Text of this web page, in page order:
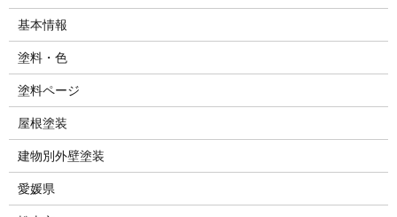
基本情報
塗料・色
塗料ページ
屋根塗装
建物別外壁塗装
愛媛県